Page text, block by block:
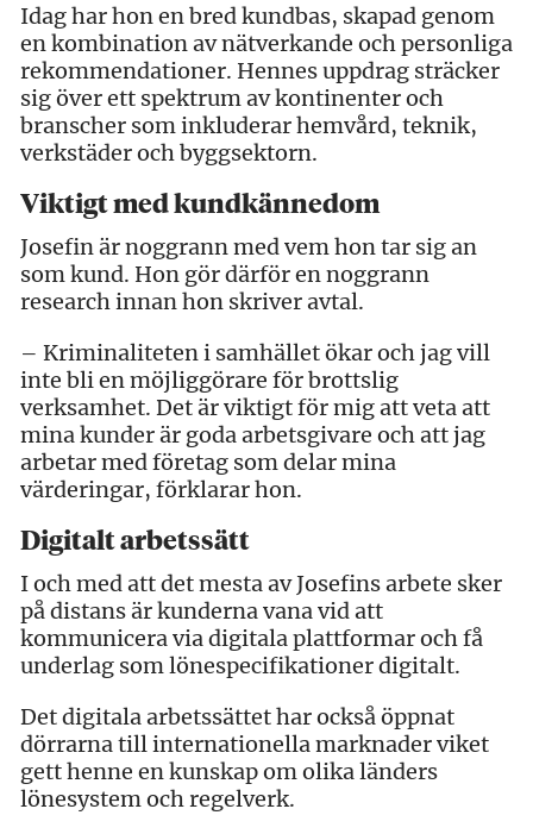
Idag har hon en bred kundbas, skapad genom
en kombination av nätverkande och personliga
rekommendationer. Hennes uppdrag sträcker
sig över ett spektrum av kontinenter och
branscher som inkluderar hemvård, teknik,
verkstäder och byggsektorn.
Viktigt med kundkännedom
Josefin är noggrann med vem hon tar sig an
som kund. Hon gör därför en noggrann
research innan hon skriver avtal.
– Kriminaliteten i samhället ökar och jag vill
inte bli en möjliggörare för brottslig
verksamhet. Det är viktigt för mig att veta att
mina kunder är goda arbetsgivare och att jag
arbetar med företag som delar mina
värderingar, förklarar hon.
Digitalt arbetssätt
I och med att det mesta av Josefins arbete sker
på distans är kunderna vana vid att
kommunicera via digitala plattformar och få
underlag som lönespecifikationer digitalt.
Det digitala arbetssättet har också öppnat
dörrarna till internationella marknader viket
gett henne en kunskap om olika länders
lönesystem och regelverk.